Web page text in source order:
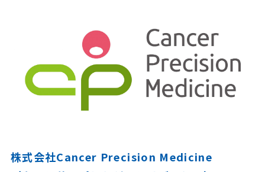
株式会社Cancer Precision Medicine